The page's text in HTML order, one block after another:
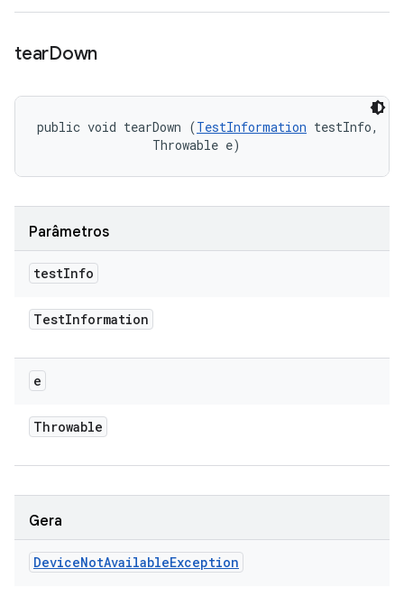
tearDown
public void tearDown (TestInformation testInfo,
                Throwable e)
Parâmetros
testInfo
TestInformation
e
Throwable
Gera
DeviceNotAvailableException